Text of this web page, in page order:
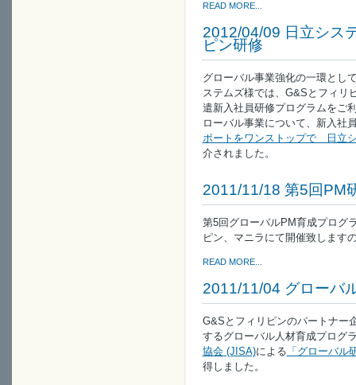
READ MORE...
2012/04/09 日立シス
ピン研修
グローバル事業強化の一環とし
ステムズ様では、G&Sとフィリ
遣新入社員研修プログラムをご
ローバル事業について、新入社
ポートをワンストップで 日立
介されました。
2011/11/18 第5回PM
第5回グローバルPM育成プログ
ピン、マニラにて開催致します
READ MORE...
2011/11/04 グローバ
G&Sとフィリピンのパートナー
するグローバル人材育成プログ
協会 (JISA)による 「グローバル
得しました。